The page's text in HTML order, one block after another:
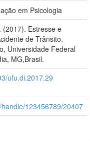
em Psicologia
(2017). Estresse e
de Trânsito.
Universidade Federal
MG,Brasil.
ufu.di.2017.29
123456789/20407